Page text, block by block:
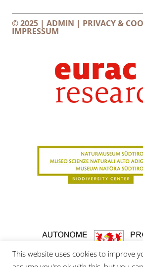
© 2025 | ADMIN | PRIVACY &
IMPRESSUM
This website uses cookies to improve